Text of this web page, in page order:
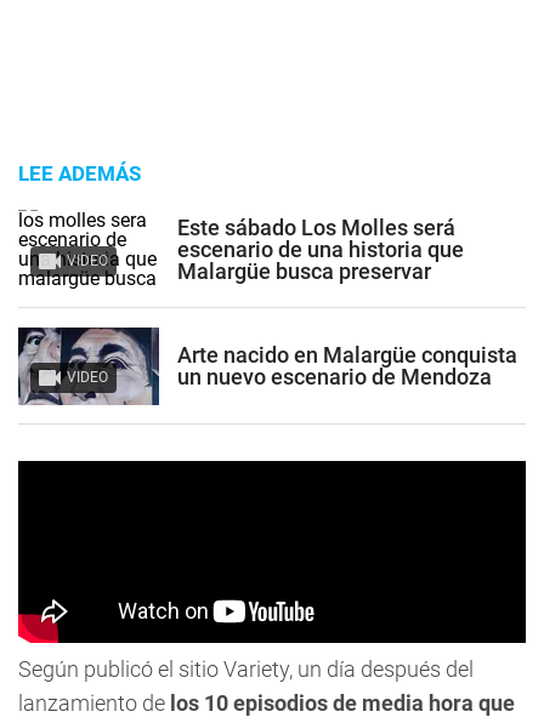
LEE ADEMÁS
VIDEO
Este sábado Los Molles será
escenario de una historia que
Malargüe busca preservar
VIDEO
Arte nacido en Malargüe conquista
un nuevo escenario de Mendoza
Según publicó el sitio Variety, un día después del
lanzamiento de los 10 episodios de media hora que